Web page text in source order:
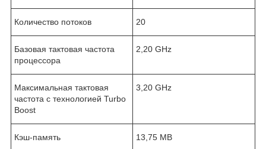
Количество потоков 20
Базовая тактовая частота
процессора
2,20 GHz
Максимальная тактовая
частота с технологией Turbo
Boost
3,20 GHz
Кэш-память 13,75 MB